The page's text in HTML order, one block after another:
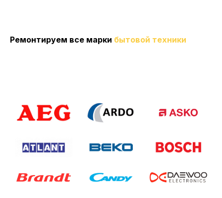
Ремонтируем все марки бытовой техники